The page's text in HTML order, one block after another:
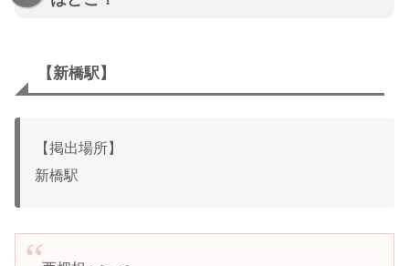
【新橋駅】
【掲出場所】
新橋駅